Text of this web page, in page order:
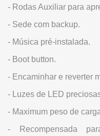
- Rodas Auxiliar para
- Sede com backup.
- Música pré-instalada.
- Boot button.
- Encaminhar e reverter
- Luzes de LED
- Maximum peso de
- Recompensada